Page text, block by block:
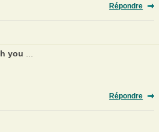
Répondre
you
Répondre